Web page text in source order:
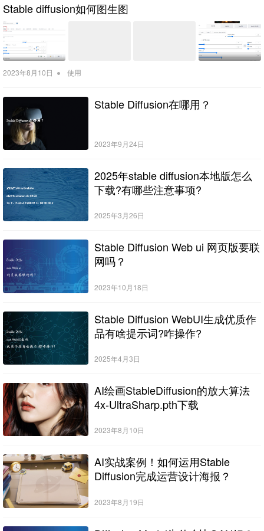
Stable diffusion如何图生图
2023年8月10日 • 使用
Stable Diffusion在哪用？
2023年9月24日
2025年stable diffusion本地版怎么
下载?有哪些注意事项?
2025年3月26日
Stable Diffusion Web ui 网页版要联
网吗？
2023年10月18日
Stable Diffusion WebUI生成优质作
品有啥提示词?咋操作?
2025年4月3日
AI绘画StableDiffusion的放大算法
4x-UltraSharp.pth下载
2023年8月10日
AI实战案例！如何运用Stable
Diffusion完成运营设计海报？
2023年8月19日